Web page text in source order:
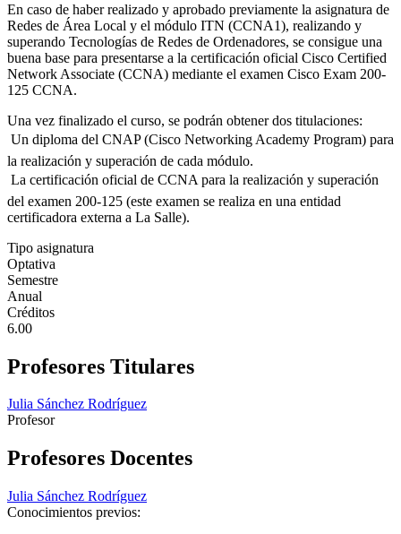
En caso de haber realizado y aprobado previamente la asignatura de
Redes de Área Local y el módulo ITN (CCNA1), realizando y
superando Tecnologías de Redes de Ordenadores, se consigue una
buena base para presentarse a la certificación oficial Cisco Certified
Network Associate (CCNA) mediante el examen Cisco Exam 200-
125 CCNA.
Una vez finalizado el curso, se podrán obtener dos titulaciones:
 Un diploma del CNAP (Cisco Networking Academy Program) para
la realización y superación de cada módulo.
 La certificación oficial de CCNA para la realización y superación
del examen 200-125 (este examen se realiza en una entidad
certificadora externa a La Salle).
Tipo asignatura
Optativa
Semestre
Anual
Créditos
6.00
Profesores Titulares
Julia Sánchez Rodríguez
Profesor
Profesores Docentes
Julia Sánchez Rodríguez
Conocimientos previos: